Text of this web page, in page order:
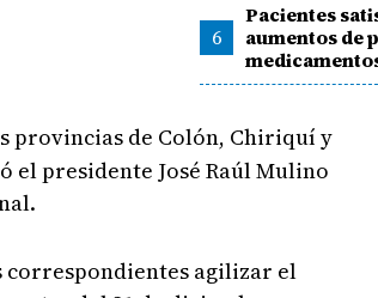
6
Pacientes
aumentos de
provincias de Colón, Chiriquí y
el presidente José Raúl Mulino
agilizar el